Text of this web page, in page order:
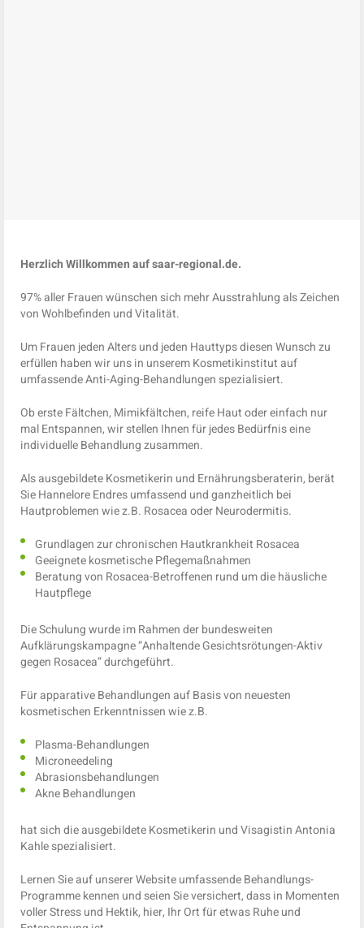
Herzlich Willkommen auf saar-regional.de.
97% aller Frauen wünschen sich mehr Ausstrahlung als Zeichen
von Wohlbefinden und Vitalität.
Um Frauen jeden Alters und jeden Hauttyps diesen Wunsch zu
erfüllen haben wir uns in unserem Kosmetikinstitut auf
umfassende Anti-Aging-Behandlungen spezialisiert.
Ob erste Fältchen, Mimikfältchen, reife Haut oder einfach nur
mal Entspannen, wir stellen Ihnen für jedes Bedürfnis eine
individuelle Behandlung zusammen.
Als ausgebildete Kosmetikerin und Ernährungsberaterin, berät
Sie Hannelore Endres umfassend und ganzheitlich bei
Hautproblemen wie z.B. Rosacea oder Neurodermitis.
Grundlagen zur chronischen Hautkrankheit Rosacea
Geeignete kosmetische Pflegemaßnahmen
Beratung von Rosacea-Betroffenen rund um die häusliche
Hautpflege
Die Schulung wurde im Rahmen der bundesweiten
Aufklärungskampagne “Anhaltende Gesichtsrötungen-Aktiv
gegen Rosacea” durchgeführt.
Für apparative Behandlungen auf Basis von neuesten
kosmetischen Erkenntnissen wie z.B.
Plasma-Behandlungen
Microneedeling
Abrasionsbehandlungen
Akne Behandlungen
hat sich die ausgebildete Kosmetikerin und Visagistin Antonia
Kahle spezialisiert.
Lernen Sie auf unserer Website umfassende Behandlungs-
Programme kennen und seien Sie versichert, dass in Momenten
voller Stress und Hektik, hier, Ihr Ort für etwas Ruhe und